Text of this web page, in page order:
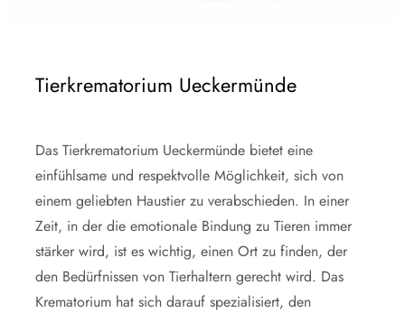
Tierkrematorium Ueckermünde
Das Tierkrematorium Ueckermünde bietet eine
einfühlsame und respektvolle Möglichkeit, sich von
einem geliebten Haustier zu verabschieden. In einer
Zeit, in der die emotionale Bindung zu Tieren immer
stärker wird, ist es wichtig, einen Ort zu finden, der
den Bedürfnissen von Tierhaltern gerecht wird. Das
Krematorium hat sich darauf spezialisiert, den